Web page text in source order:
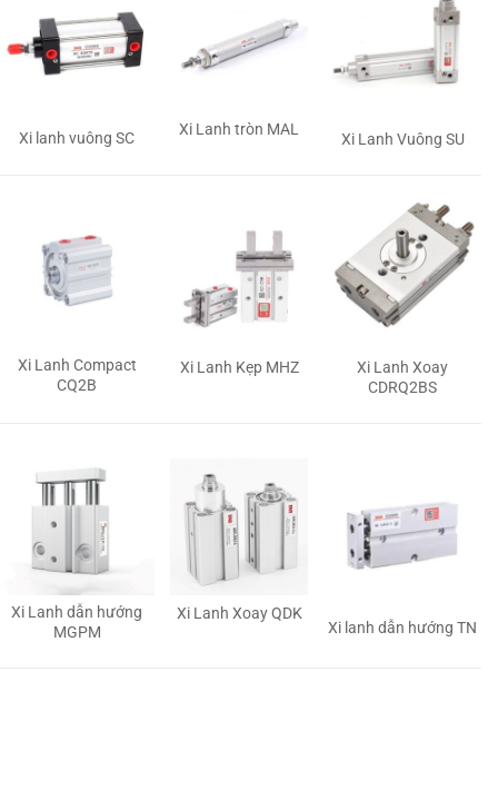
Xi lanh vuông SC Xi Lanh tròn MAL
Xi Lanh Vuông SU
Xi Lanh Compact
CQ2B
Xi Lanh Kẹp MHZ
Xi Lanh Xoay
CDRQ2BS
Xi Lanh dẫn hướng
MGPM
Xi Lanh Xoay QDK
Xi lanh dẫn hướng TN